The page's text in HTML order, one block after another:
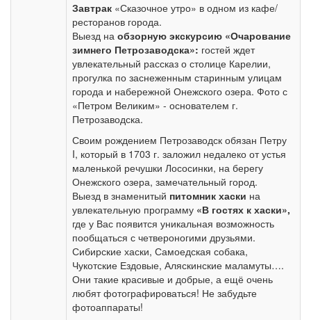
Завтрак «Сказочное утро» в одном из кафе/
ресторанов города.
Выезд на обзорную экскурсию «Очарование
зимнего Петрозаводска»: гостей ждет
увлекательный рассказ о столице Карелии,
прогулка по заснеженным старинным улицам
города и набережной Онежского озера. Фото с
«Петром Великим» - основателем г.
Петрозаводска.
Своим рождением Петрозаводск обязан Петру
I, который в 1703 г. заложил недалеко от устья
маленькой речушки Лососинки, на берегу
Онежского озера, замечательный город.
Выезд в знаменитый питомник хаски на
увлекательную программу «В гостях к хаски»,
где у Вас появится уникальная возможность
пообщаться с четвероногими друзьями.
Сибирские хаски, Самоедская собака,
Чукотские Ездовые, Аляскинские маламуты….
Они такие красивые и добрые, а ещё очень
любят фотографироваться! Не забудьте
фотоаппараты!